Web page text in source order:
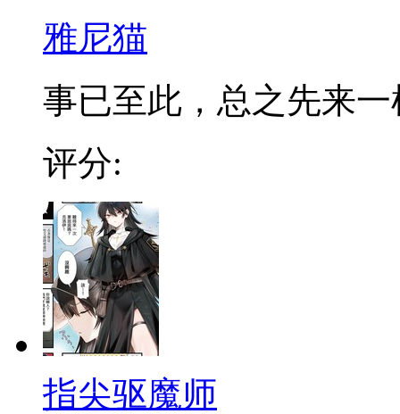
雅尼猫
事已至此，总之先来一
评分:
指尖驱魔师